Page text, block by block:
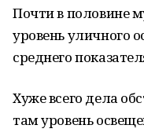
Почти в половине
уровень уличного
среднего
Хуже всего дела
там уровень